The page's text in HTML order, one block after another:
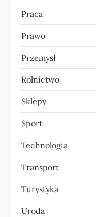
Praca
Prawo
Przemysł
Rolnictwo
Sklepy
Sport
Technologia
Transport
Turystyka
Uroda